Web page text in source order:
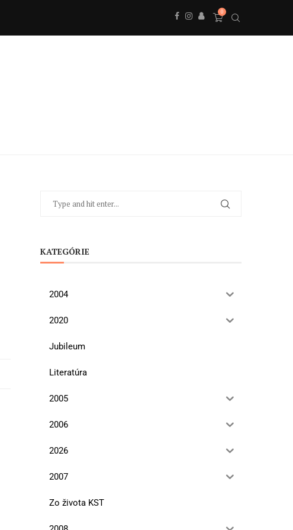
0
KATEGÓRIE
2004
2020
Jubileum
Literatúra
2005
2006
2026
2007
Zo života KST